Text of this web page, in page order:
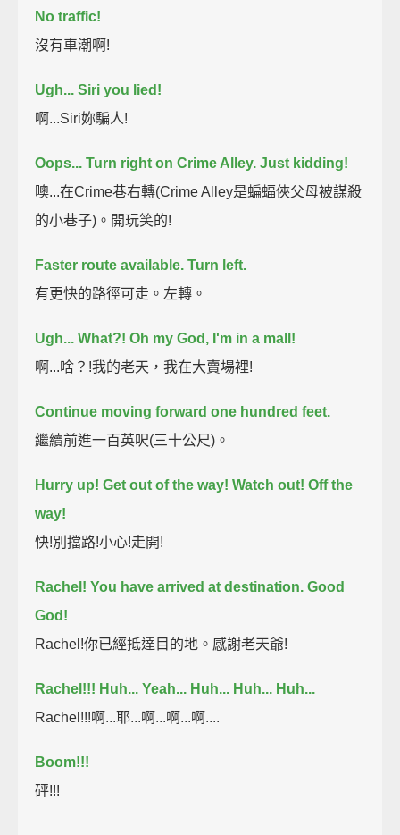
No traffic!
沒有車潮啊!
Ugh... Siri you lied!
啊...Siri妳騙人!
Oops... Turn right on Crime Alley. Just kidding!
噢...在Crime巷右轉(Crime Alley是蝙蝠俠父母被謀殺
的小巷子)。開玩笑的!
Faster route available. Turn left.
有更快的路徑可走。左轉。
Ugh... What?! Oh my God, I'm in a mall!
啊...啥？!我的老天，我在大賣場裡!
Continue moving forward one hundred feet.
繼續前進一百英呎(三十公尺)。
Hurry up! Get out of the way! Watch out! Off the
way!
快!別擋路!小心!走開!
Rachel! You have arrived at destination. Good
God!
Rachel!你已經抵達目的地。感謝老天爺!
Rachel!!! Huh... Yeah... Huh... Huh... Huh...
Rachel!!!啊...耶...啊...啊...啊....
Boom!!!
砰!!!